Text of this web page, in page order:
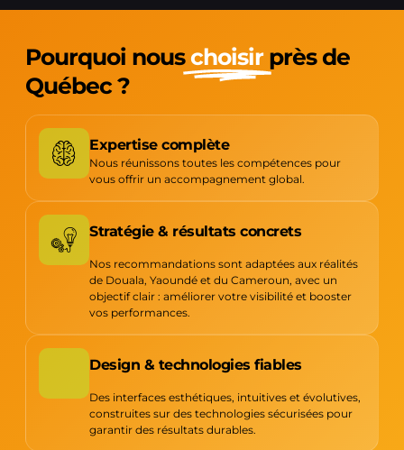
Pourquoi nouschoisir près de
Québec ?
Expertise complète
Nous réunissons toutes les compétences pour
vous offrir un accompagnement global.
Stratégie & résultats concrets
Nos recommandations sont adaptées aux réalités
de Douala, Yaoundé et du Cameroun, avec un
objectif clair : améliorer votre visibilité et booster
vos performances.
Design & technologies fiables
Des interfaces esthétiques, intuitives et évolutives,
construites sur des technologies sécurisées pour
garantir des résultats durables.